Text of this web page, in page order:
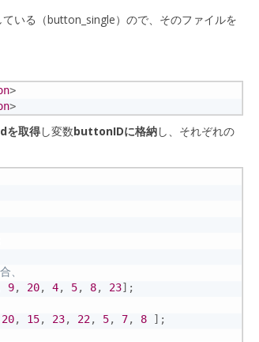
いる（button_single）ので、そのファイルを
>
>
を取得し変数buttonIDに格納し、それぞれの
、
9, 20, 4, 5, 8, 23] ;
20, 15, 23, 22, 5, 7, 8 ] ;